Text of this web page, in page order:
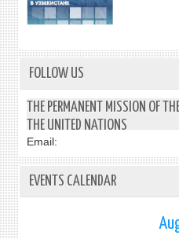
FOLLOW US
THE PERMANENT MISSION OF
THE UNITED NATIONS
Email:
EVENTS CALENDAR